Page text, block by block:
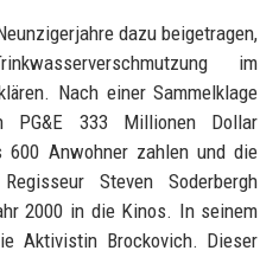
dazu beigetragen,
im
Nach einer Sammelklage
PG&E 333 Millionen Dollar
600 Anwohner zahlen und die
Steven Soderbergh
2000 in die Kinos. In seinem
Aktivistin Brockovich. Dieser